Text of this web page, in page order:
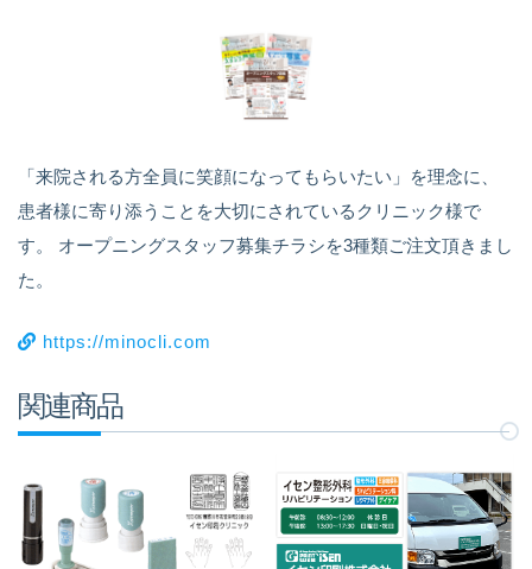
「来院される方全員に笑顔になってもらいたい」を理念に、
患者様に寄り添うことを大切にされているクリニック様で
す。 オープニングスタッフ募集チラシを3種類ご注文頂きまし
た。
https://minocli.com
関連商品